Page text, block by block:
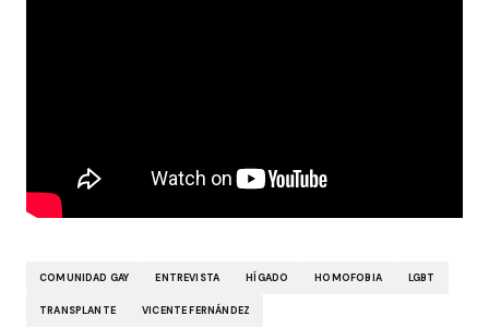
COMUNIDAD GAY ENTREVISTA HÍGADO HOMOFOBIA LGBT
TRANSPLANTE VICENTE FERNÁNDEZ